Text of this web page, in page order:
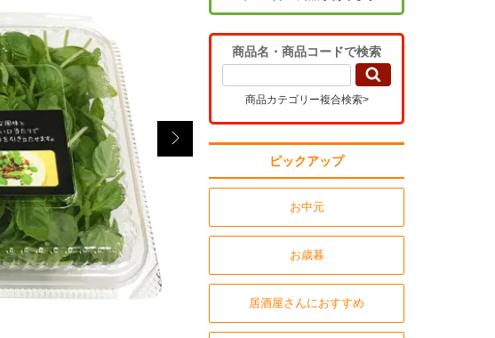
商品名・商品コードで検索
商品カテゴリー複合検索>
ピックアップ
お中元
お歳暮
居酒屋さんにおすすめ